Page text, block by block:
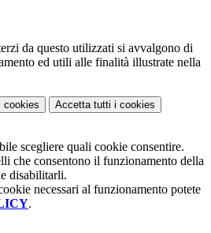
da questo utilizzati si avvalgono di
ed utili alle finalità illustrate nella
cookies Accetta tutti i cookies
scegliere quali cookie consentire.
che consentono il funzionamento della
disabilitarli.
necessari al funzionamento potete
.